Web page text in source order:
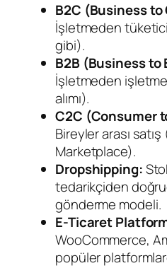
B2C (Business
İşletmeden
gibi).
B2B (Business to
İşletmeden
alımı).
C2C (Consumer
Bireyler arası
Marketplace).
Dropshipping:
tedarikçiden
gönderme modeli.
E-Ticaret
WooCommerce,
popüler